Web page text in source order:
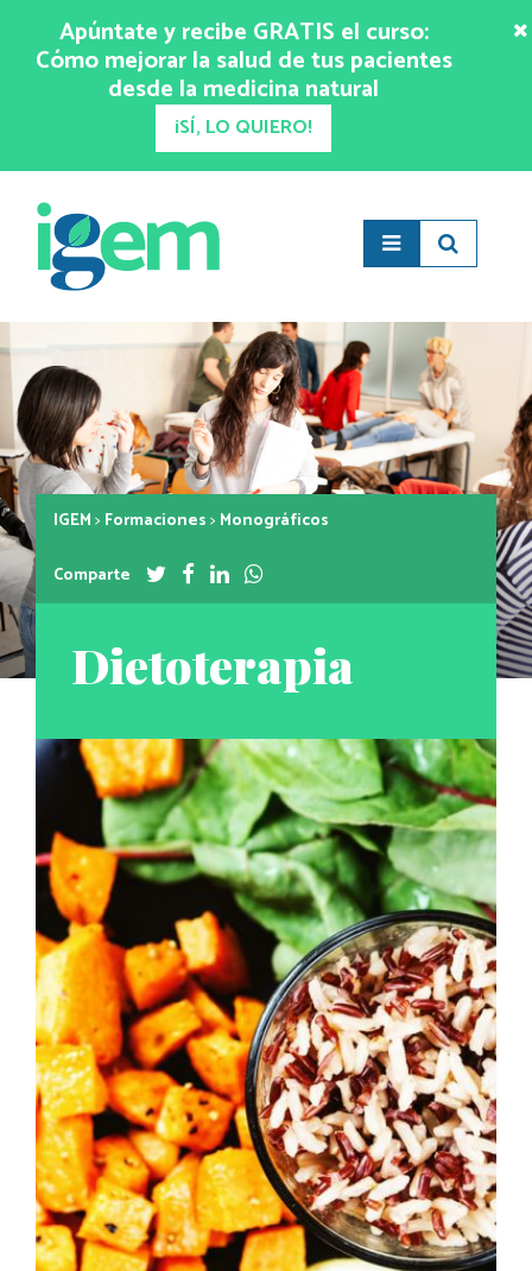
Apúntate y recibe GRATIS el curso:
Cómo mejorar la salud de tus pacientes
desde la medicina natural
¡SÍ, LO QUIERO!
IGEM> Formaciones> Monográficos
Comparte
Dietoterapia